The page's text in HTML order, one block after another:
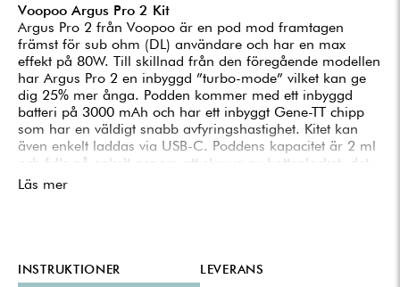
Voopoo Argus Pro 2 Kit
Argus Pro 2 från Voopoo är en pod mod framtagen
främst för sub ohm (DL) användare och har en max
effekt på 80W. Till skillnad från den föregående modellen
har Argus Pro 2 en inbyggd ”turbo-mode” vilket kan ge
dig 25% mer ånga. Podden kommer med ett inbyggd
batteri på 3000 mAh och har ett inbyggt Gene-TT chipp
som har en väldigt snabb avfyringshastighet. Kitet kan
även enkelt laddas via USB-C. Poddens kapacitet är 2 ml
och fylls på enkelt genom att skruva av bottenlocket, det
finns även coils för mun till lunga (MTL) användning att
Output Voltage: 3.2~4.2V.
Pod: PnP X 2 ml.
Läs mer
INSTRUKTIONER LEVERANS